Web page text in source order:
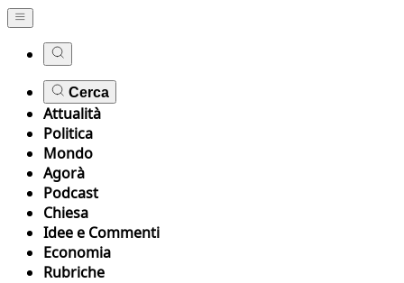
Cerca
Attualità
Politica
Mondo
Agorà
Podcast
Chiesa
Idee e Commenti
Economia
Rubriche